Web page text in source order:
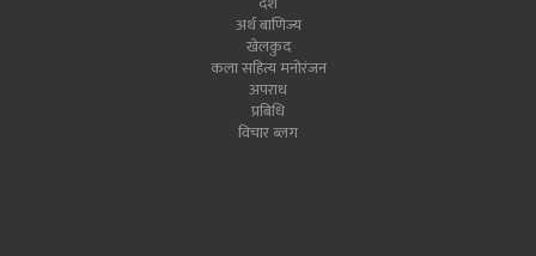
अर्थ बाणिज्य
खेलकुद
कला सहित्य मनोरंजन
अपराध
प्रबिधि
विचार ब्लग